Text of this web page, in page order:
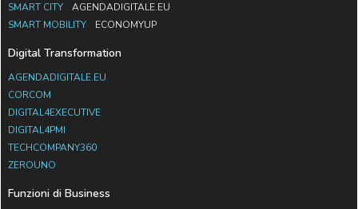
SMART CITY
AGENDADIGITALE.EU
SMART MOBILITY
ECONOMYUP
Digital Transformation
AGENDADIGITALE.EU
CORCOM
DIGITAL4EXECUTIVE
DIGITAL4PMI
TECHCOMPANY360
ZEROUNO
Funzioni di Business